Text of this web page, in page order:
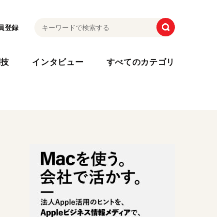
登録
インタビュー すべてのカテゴリ